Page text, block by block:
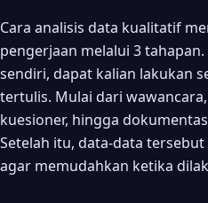
Cara analisis data kualitatif
pengerjaan melalui 3
sendiri, dapat kalian lakukan
tertulis. Mulai dari
kuesioner, hingga
Setelah itu, data-data
agar memudahkan ketika